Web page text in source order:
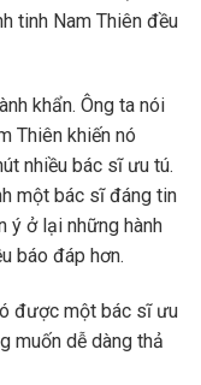
tinh Nam Thiên đều
khẩn. Ông ta nói
Thiên khiến nó
nhiều bác sĩ ưu tú.
một bác sĩ đáng tin
ý ở lại những hành
báo đáp hơn.
được một bác sĩ ưu
muốn dễ dàng thả